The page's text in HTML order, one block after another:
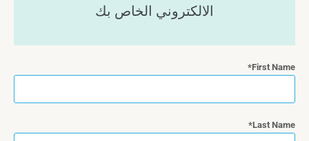
الالكتروني الخاص بك
First Name
Last Name